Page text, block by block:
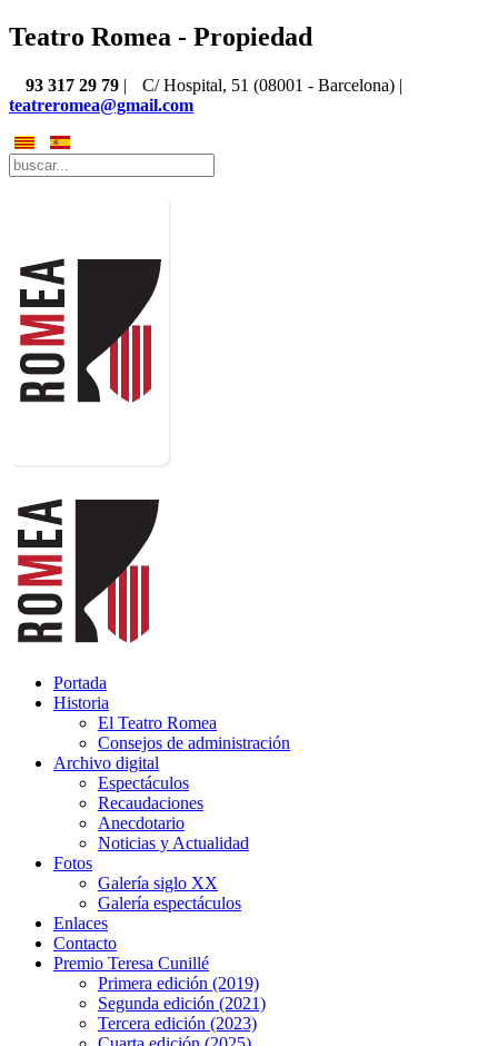
Teatro Romea - Propiedad
93 317 29 79 |
C/ Hospital, 51 (08001 - Barcelona) |
teatreromea@gmail.com
Portada
Historia
El Teatro Romea
Consejos de administración
Archivo digital
Espectáculos
Recaudaciones
Anecdotario
Noticias y Actualidad
Fotos
Galería siglo XX
Galería espectáculos
Enlaces
Contacto
Premio Teresa Cunillé
Primera edición (2019)
Segunda edición (2021)
Tercera edición (2023)